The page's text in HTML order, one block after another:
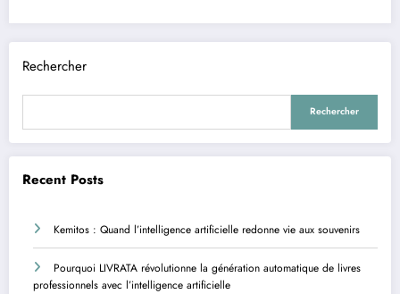
Rechercher
Rechercher
Recent Posts
Kemitos : Quand l’intelligence artificielle redonne vie aux souvenirs
Pourquoi LIVRATA révolutionne la génération automatique de livres
professionnels avec l’intelligence artificielle